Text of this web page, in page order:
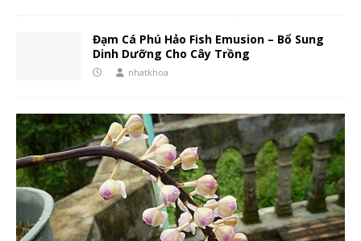
Đạm Cá Phú Hảo Fish Emusion – Bổ Sung
Dinh Dưỡng Cho Cây Trồng
nhatkhoa